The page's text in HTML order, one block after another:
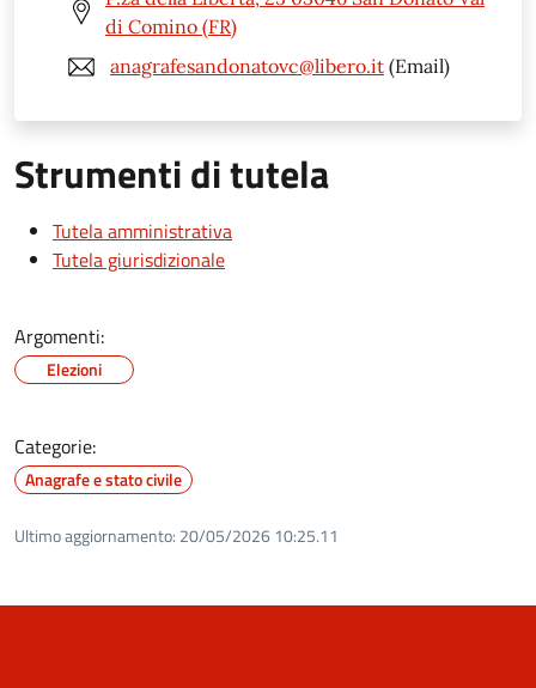
di Comino (FR)
anagrafesandonatovc@libero.it (Email)
Strumenti di tutela
Tutela amministrativa
Tutela giurisdizionale
Argomenti:
Elezioni
Categorie:
Anagrafe e stato civile
Ultimo aggiornamento: 20/05/2026 10:25.11